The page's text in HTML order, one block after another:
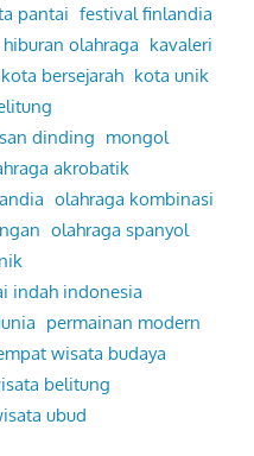
pantai festival finlandia
hiburan olahraga kavaleri
kota bersejarah kota unik
dinding mongol
akrobatik
olahraga kombinasi
olahraga spanyol
indah indonesia
permainan modern
wisata budaya
belitung
ubud